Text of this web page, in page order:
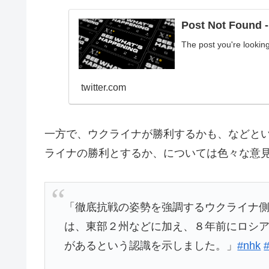
Post Not Found
The post you're
twitter.com
一方で、ウクライナが勝利するかも、などと
ライナの勝利とするか、については色々な意
「徹底抗戦の姿勢を強調するウクライナ
は、東部２州などに加え、８年前にロシ
があるという認識を示しました。」#nhk